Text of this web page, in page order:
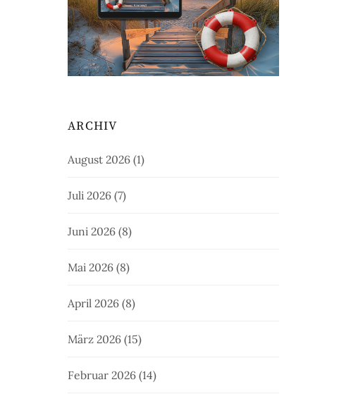
ARCHIV
August 2026 (1)
Juli 2026 (7)
Juni 2026 (8)
Mai 2026 (8)
April 2026 (8)
März 2026 (15)
Februar 2026 (14)